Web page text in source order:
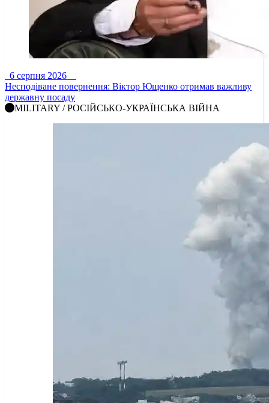
6 серпня 2026
Несподіване повернення: Віктор Ющенко отримав важливу
державну посаду
MILITARY / РОСІЙСЬКО-УКРАЇНСЬКА ВІЙНА